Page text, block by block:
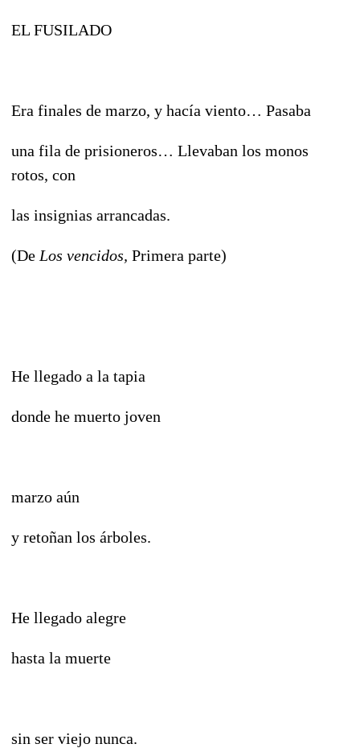
EL FUSILADO
Era finales de marzo, y hacía viento… Pasaba
una fila de prisioneros… Llevaban los monos
rotos, con
las insignias arrancadas.
(De Los vencidos, Primera parte)
He llegado a la tapia
donde he muerto joven
marzo aún
y retoñan los árboles.
He llegado alegre
hasta la muerte
sin ser viejo nunca.